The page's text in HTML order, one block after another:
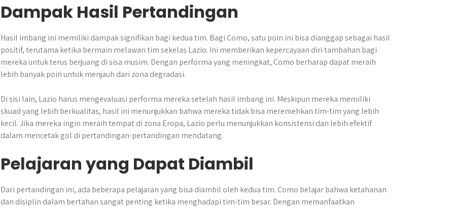
Dampak Hasil Pertandingan
Hasil imbang ini memiliki dampak signifikan bagi kedua tim. Bagi Como, satu poin ini bisa dianggap sebagai hasil
positif, terutama ketika bermain melawan tim sekelas Lazio. Ini memberikan kepercayaan diri tambahan bagi
mereka untuk terus berjuang di sisa musim. Dengan performa yang meningkat, Como berharap dapat meraih
lebih banyak poin untuk menjauh dari zona degradasi.
Di sisi lain, Lazio harus mengevaluasi performa mereka setelah hasil imbang ini. Meskipun mereka memiliki
skuad yang lebih berkualitas, hasil ini menunjukkan bahwa mereka tidak bisa meremehkan tim-tim yang lebih
kecil. Jika mereka ingin meraih tempat di zona Eropa, Lazio perlu menunjukkan konsistensi dan lebih efektif
dalam mencetak gol di pertandingan-pertandingan mendatang.
Pelajaran yang Dapat Diambil
Dari pertandingan ini, ada beberapa pelajaran yang bisa diambil oleh kedua tim. Como belajar bahwa ketahanan
dan disiplin dalam bertahan sangat penting ketika menghadapi tim-tim besar. Dengan memanfaatkan